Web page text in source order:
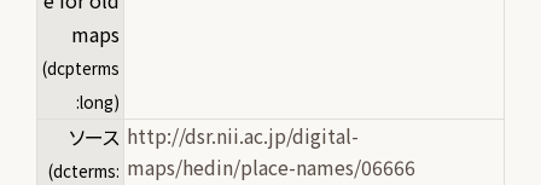
maps
(dcpterms
:long)
ソース
(dcterms:
http://dsr.nii.ac.jp/digital-
maps/hedin/place-names/06666